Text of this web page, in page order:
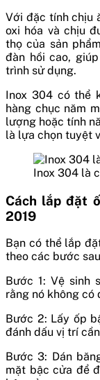
Với đặc tính chịu
oxi hóa và chịu
thọ của sản
đàn hồi cao,
trình sử dụng.
Inox 304 có thể
hàng chục năm
lượng hoặc tính
là lựa chọn tuyệt
Inox 304 là
Cách lắp đặt
2019
Bạn có thể lắp
theo các bước
Bước 1: Vệ sinh
rằng nó không có
Bước 2: Lấy ốp
đánh dấu vị trí
Bước 3: Dán
mặt bậc cửa để